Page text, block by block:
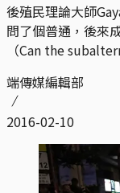
後殖民理論大師
問了個普通，後來
（Can the
端傳媒編輯部
2016-02-10